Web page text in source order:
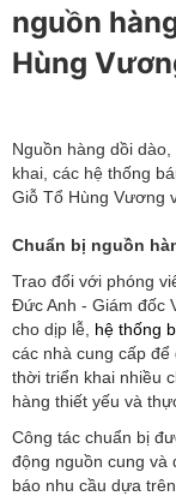
nguồn
Hùng
Nguồn hàng dồi
khai, các hệ thống
Giỗ Tổ Hùng Vương
Chuẩn bị nguồn
Trao đổi với phóng
Đức Anh - Giám đốc
cho dịp lễ, hệ thống
các nhà cung cấp
thời triển khai nhiều
hàng thiết yếu và
Công tác chuẩn bị
động nguồn cung và
báo nhu cầu dựa